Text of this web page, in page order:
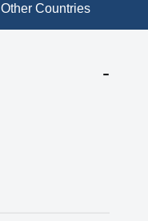
Other Countries